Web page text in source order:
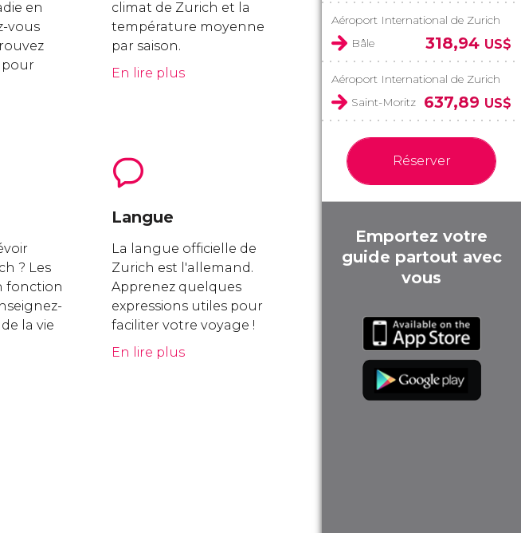
en
vous
pour
climat de Zurich et la
température moyenne
par saison.
En lire plus
? Les
fonction
la vie
Langue
La langue officielle de
Zurich est l'allemand.
Apprenez quelques
expressions utiles pour
faciliter votre voyage !
En lire plus
Aéroport International de Zurich
Bâle
318,94 US$
Aéroport International de Zurich
Saint-Moritz
637,89 US$
Réserver
Emportez votre
guide partout avec
vous